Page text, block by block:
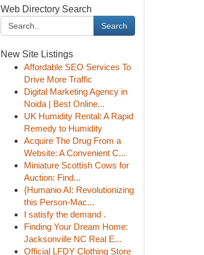
Web Directory Search
Search
New Site Listings
Affordable SEO Services To
Drive More Traffic
Digital Marketing Agency in
Noida | Best Online...
UK Humidity Rental: A Rapid
Remedy to Humidity
Acquire The Drug From a
Website: A Convenient C...
Miniature Scottish Cows for
Auction: Find...
{Humanio AI: Revolutionizing
this Person-Mac...
I satisfy the demand .
Finding Your Dream Home:
Jacksonville NC Real E...
Official LFDY Clothing Store